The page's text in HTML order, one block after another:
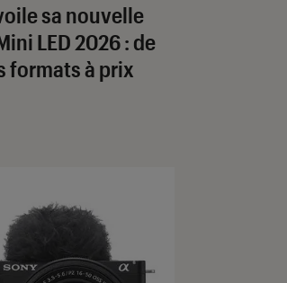
sa nouvelle
LED 2026 : de
formats à prix